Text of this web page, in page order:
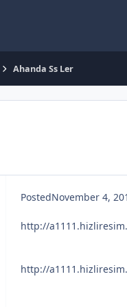
Ahanda Ss Ler
PostedNovember 4,
http://
http://